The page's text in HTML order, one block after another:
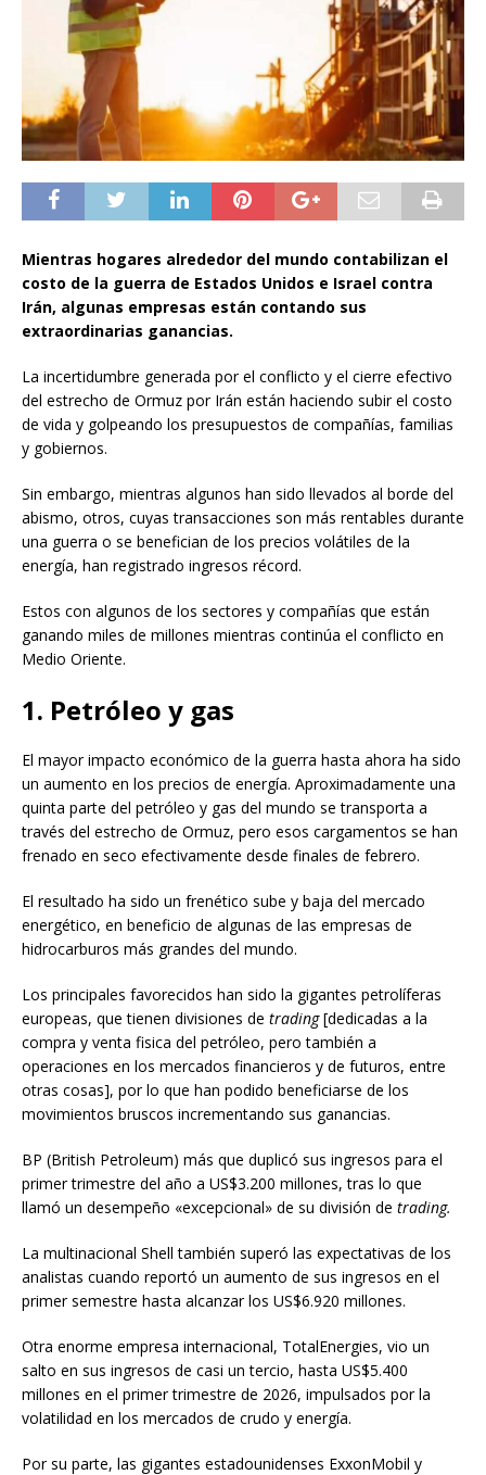
Mientras hogares alrededor del mundo contabilizan el
costo de la guerra de Estados Unidos e Israel contra
Irán, algunas empresas están contando sus
extraordinarias ganancias.
La incertidumbre generada por el conflicto y el cierre efectivo
del estrecho de Ormuz por Irán están haciendo subir el costo
de vida y golpeando los presupuestos de compañías, familias
y gobiernos.
Sin embargo, mientras algunos han sido llevados al borde del
abismo, otros, cuyas transacciones son más rentables durante
una guerra o se benefician de los precios volátiles de la
energía, han registrado ingresos récord.
Estos con algunos de los sectores y compañías que están
ganando miles de millones mientras continúa el conflicto en
Medio Oriente.
1. Petróleo y gas
El mayor impacto económico de la guerra hasta ahora ha sido
un aumento en los precios de energía. Aproximadamente una
quinta parte del petróleo y gas del mundo se transporta a
través del estrecho de Ormuz, pero esos cargamentos se han
frenado en seco efectivamente desde finales de febrero.
El resultado ha sido un frenético sube y baja del mercado
energético, en beneficio de algunas de las empresas de
hidrocarburos más grandes del mundo.
Los principales favorecidos han sido la gigantes petrolíferas
europeas, que tienen divisiones de trading[dedicadas a la
compra y venta fisica del petróleo, pero también a
operaciones en los mercados financieros y de futuros, entre
otras cosas], por lo que han podido beneficiarse de los
movimientos bruscos incrementando sus ganancias.
BP (British Petroleum) más que duplicó sus ingresos para el
primer trimestre del año a US$3.200 millones, tras lo que
llamó un desempeño «excepcional» de su división de trading.
La multinacional Shell también superó las expectativas de los
analistas cuando reportó un aumento de sus ingresos en el
primer semestre hasta alcanzar los US$6.920 millones.
Otra enorme empresa internacional, TotalEnergies, vio un
salto en sus ingresos de casi un tercio, hasta US$5.400
millones en el primer trimestre de 2026, impulsados por la
volatilidad en los mercados de crudo y energía.
Por su parte, las gigantes estadounidenses ExxonMobil y